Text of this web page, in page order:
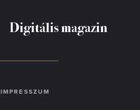
Digitális magazin
IMPRESSZUM